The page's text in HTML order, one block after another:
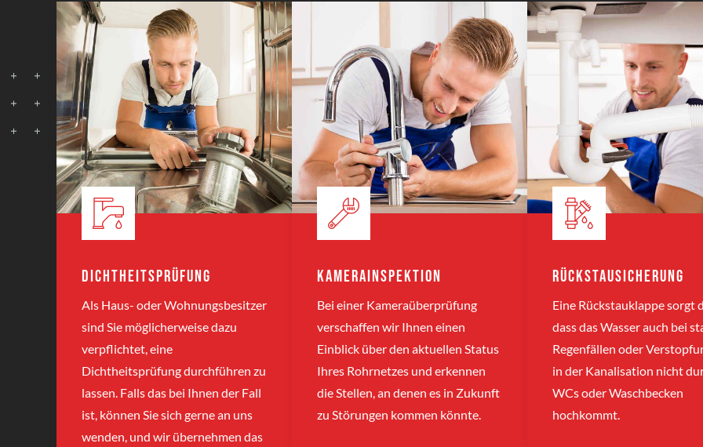
Dichtheitsprüfung
Als Haus- oder Wohnungsbesitzer
sind Sie möglicherweise dazu
verpflichtet, eine
Dichtheitsprüfung durchführen zu
lassen. Falls das bei Ihnen der Fall
ist, können Sie sich gerne an uns
wenden, und wir übernehmen das
Kamerainspektion
Bei einer Kameraüberprüfung
verschaffen wir Ihnen einen
Einblick über den aktuellen Status
Ihres Rohrnetzes und erkennen
die Stellen, an denen es in Zukunft
zu Störungen kommen könnte.
Rückstausicherung
Eine Rückstauklappe sorgt
dass das Wasser auch bei
Regenfällen oder
in der Kanalisation nicht
WCs oder Waschbecken
hochkommt.